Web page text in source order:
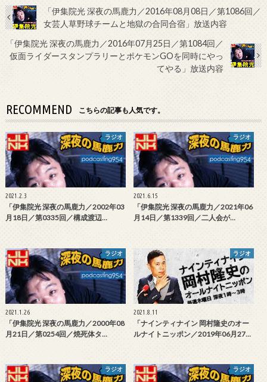
「伊集院光 深夜の馬鹿力／2016年08月08日／第1086回／
女芸人草野球チームと地獄の合同合宿」放送内容
「伊集院光 深夜の馬鹿力／2016年07月25日／第1084回／
仮面ライダースタンプラリーとポケモンGOを同時にやっ
てやる」放送内容
RECOMMEND こちらの記事も人気です。
ラジオ
2021.2.3
「伊集院光 深夜の馬鹿力／2002年03
月18日／第0335回／構成渡辺…
ラジオ
2021.6.15
「伊集院光 深夜の馬鹿力／2021年06
月14日／第1339回／二人会が…
ラジオ
2021.1.26
「伊集院光 深夜の馬鹿力／2000年08
月21日／第0254回／焼死体タ…
ラジオ
2021.8.11
「ナインティナイン 岡村隆史のオー
ルナイトニッポン／2019年06月27…
ラジオ ラジオ